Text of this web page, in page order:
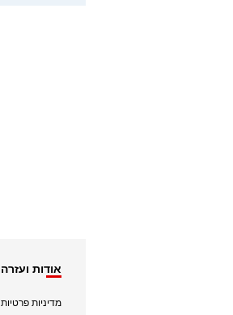
אודות ועזרה
מדיניות פרטיות